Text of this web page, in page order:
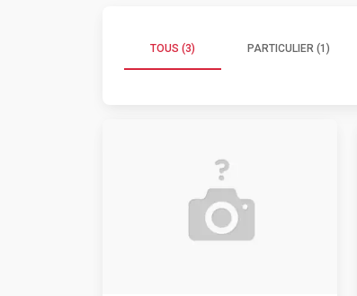
TOUS (3) PARTICULIER (1)